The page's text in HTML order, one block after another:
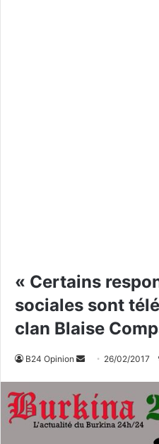
« Certains
sociales sont
clan Blaise
B24 Opinion
v
o
y
26/02/2017